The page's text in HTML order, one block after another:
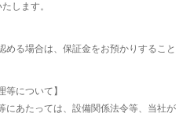
します。
る場合は、保証金をお預かりすること
等について】
にあたっては、設備関係法令等、当社が